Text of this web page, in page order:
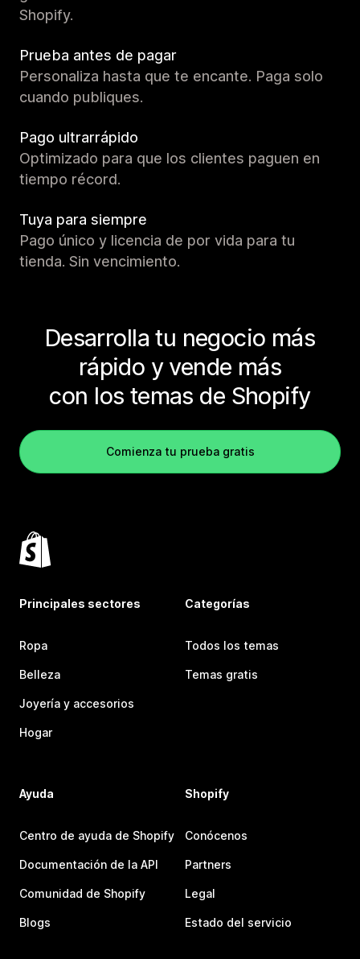
Shopify.
Prueba antes de pagar
Personaliza hasta que te encante. Paga solo
cuando publiques.
Pago ultrarrápido
Optimizado para que los clientes paguen en
tiempo récord.
Tuya para siempre
Pago único y licencia de por vida para tu
tienda. Sin vencimiento.
Desarrolla tu negocio más
rápido y vende más
con los temas de Shopify
Comienza tu prueba gratis
Principales sectores
Ropa
Belleza
Joyería y accesorios
Hogar
Categorías
Todos los temas
Temas gratis
Ayuda
Centro de ayuda de Shopify
Documentación de la API
Comunidad de Shopify
Blogs
Shopify
Conócenos
Partners
Legal
Estado del servicio